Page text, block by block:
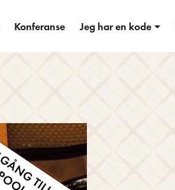
Konferanse Jeg har en kode